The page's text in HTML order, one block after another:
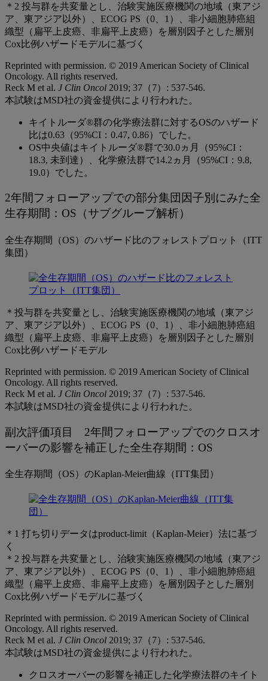
フ
ォ
ロ
ー
ア
ッ
プ）
＊2 投与群を共変量とし、治験実施医療機関の地域（東アジ
ア、東アジア以外）、ECOG PS（0、1）、非小細胞肺癌組
織型（扁平上皮癌、非扁平上皮癌）を層別因子とした層別
Cox比例ハザードモデルに基づく
Reprinted with permission. © 2019 American Society of Clinical
Oncology. All rights reserved.
Reck M et al. J Clin Oncol 2019; 37（7）: 537-546.
本試験はMSD社の資金提供により行われた。
キイトルーダ®群の化学療法群に対するOSのハザード
比は0.63（95%CI：0.47, 0.86）でした。
OS中央値はキイトルーダ®群で30.0ヵ月（95%CI：
18.3, 未到達）、化学療法群で14.2ヵ月（95%CI：9.8,
19.0）でした。
2年間フォローアップでの部分集団因子別にみた全
生存期間：OS（サブグループ解析）
全生存期間（OS）のハザード比のフォレストプロット（ITT
集団）
＊投与群を共変量とし、治験実施医療機関の地域（東アジ
ア、東アジア以外）、ECOG PS（0、1）、非小細胞肺癌組
織型（扁平上皮癌、非扁平上皮癌）を層別因子とした層別
Cox比例ハザードモデル
Reprinted with permission. © 2019 American Society of Clinical
Oncology. All rights reserved.
Reck M et al. J Clin Oncol 2019; 37（7）: 537-546.
本試験はMSD社の資金提供により行われた。
副次評価項目 2年間フォローアップでのクロスオ
ーバーの影響を補正した全生存期間：OS
全生存期間（OS）のKaplan-Meier曲線（ITT集団）
＊1 打ち切りデータはproduct-limit（Kaplan-Meier）法に基づ
く
＊2 投与群を共変量とし、治験実施医療機関の地域（東アジ
ア、東アジア以外）、ECOG PS（0、1）、非小細胞肺癌組
織型（扁平上皮癌、非扁平上皮癌）を層別因子とした層別
Cox比例ハザードモデルに基づく
Reprinted with permission. © 2019 American Society of Clinical
Oncology. All rights reserved.
Reck M et al. J Clin Oncol 2019; 37（7）: 537-546.
本試験はMSD社の資金提供により行われた。
クロスオーバーの影響を補正した化学療法群のキイト